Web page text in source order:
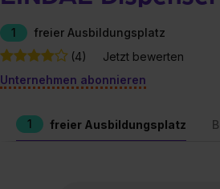
1
freier Ausbildungsplatz
(4)
Jetzt bewerten
Unternehmen abonnieren
1 freier Ausbildungsplatz